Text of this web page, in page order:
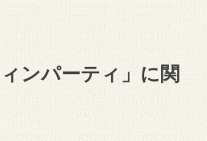
ンパーティ」に関